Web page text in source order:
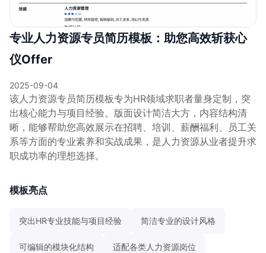
专业人力资源专员简历模板：助您高效斩获心
仪Offer
2025-09-04
该人力资源专员简历模板专为HR领域求职者量身定制，突
出核心能力与项目经验。版面设计简洁大方，内容结构清
晰，能够帮助您高效展示在招聘、培训、薪酬福利、员工关
系等方面的专业素养和实战成果，是人力资源从业者提升求
职成功率的理想选择。
模板亮点
突出HR专业技能与项目经验 简洁专业的设计风格
可编辑的模块化结构 适配各类人力资源岗位